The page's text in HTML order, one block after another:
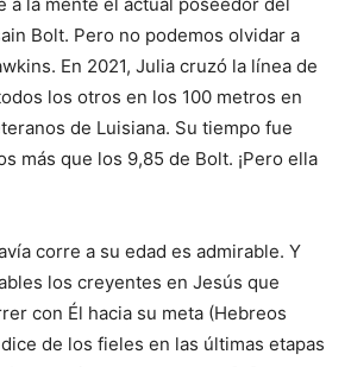
Bolt. Pero no podemos olvidar a
En 2021, Julia cruzó la línea de
los otros en los 100 metros en
de Luisiana. Su tiempo fue
más que los 9,85 de Bolt. ¡Pero ella
corre a su edad es admirable. Y
los creyentes en Jesús que
con Él hacia su meta (Hebreos
de los fieles en las últimas etapas